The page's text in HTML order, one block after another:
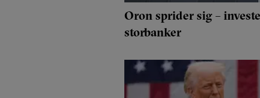
Oron sprider sig –
storbanker